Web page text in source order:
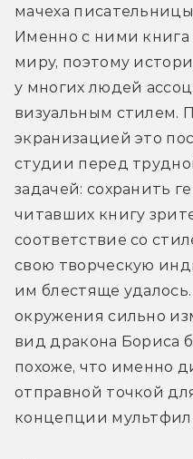
мачеха
Именно с ними книга
миру, поэтому
у многих людей
визуальным стилем.
экранизацией это
студии перед
задачей: сохранить
читавших книгу
соответствие со
свою творческую
им блестяще
окружения сильно
вид дракона Бориса
похоже, что именно
отправной точкой
концепции